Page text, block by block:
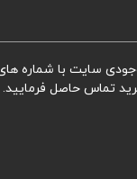
سایت با شماره
تماس حاصل فرمایید.